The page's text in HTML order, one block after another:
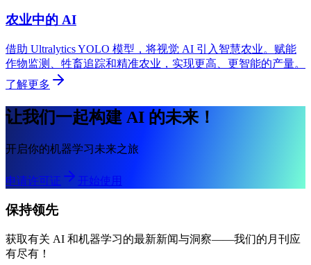
农业中的 AI
借助 Ultralytics YOLO 模型，将视觉 AI 引入智慧农业。赋能
作物监测、牲畜追踪和精准农业，实现更高、更智能的产量。
了解更多
让我们一起构建 AI 的未来！
开启你的机器学习未来之旅
申请许可证 开始使用
保持领先
获取有关 AI 和机器学习的最新新闻与洞察——我们的月刊应
有尽有！